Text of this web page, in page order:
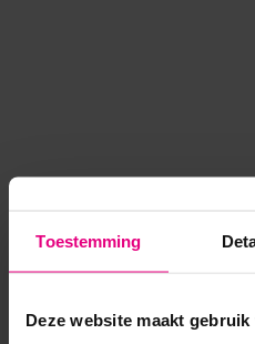
Toestemming
Deze website maakt